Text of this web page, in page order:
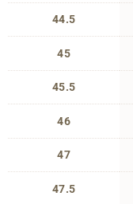
44.5
45
45.5
46
47
47.5